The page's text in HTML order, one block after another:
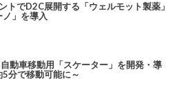
トでD2C展開する「ウェルモット製薬」
」を導入
動車移動用「スケーター」を開発・導
分で移動可能に～